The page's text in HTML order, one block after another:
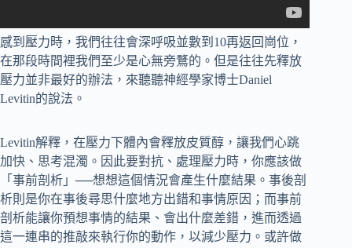
感到壓力時，我們往往會深呼吸並數到10再返回崗位，
在那段時間裡我們至少是心無旁鶩的。但是往往先釋放
壓力並非最好的辦法，來聽聽神經學家博士Daniel
Levitin的說法。
Levitin解釋，在壓力下體內會釋放皮質醇，讓我們心跳
加快、思考混濁。因此要對抗、處理壓力時，你應該做
「事前剖析」──想想這個情況會產生什麼結果。事後剖
析則是你在事後尋思什麼地方出錯和事情原因；而事前
剖析能讓你預想事情的結果、會出什麼差錯，進而透過
這一連串的推敲來執行你的動作，以減少壓力。或許做